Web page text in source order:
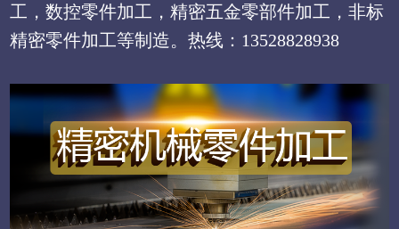
工，数控零件加工，精密五金零部件加工，非标
精密零件加工等制造。热线：13528828938